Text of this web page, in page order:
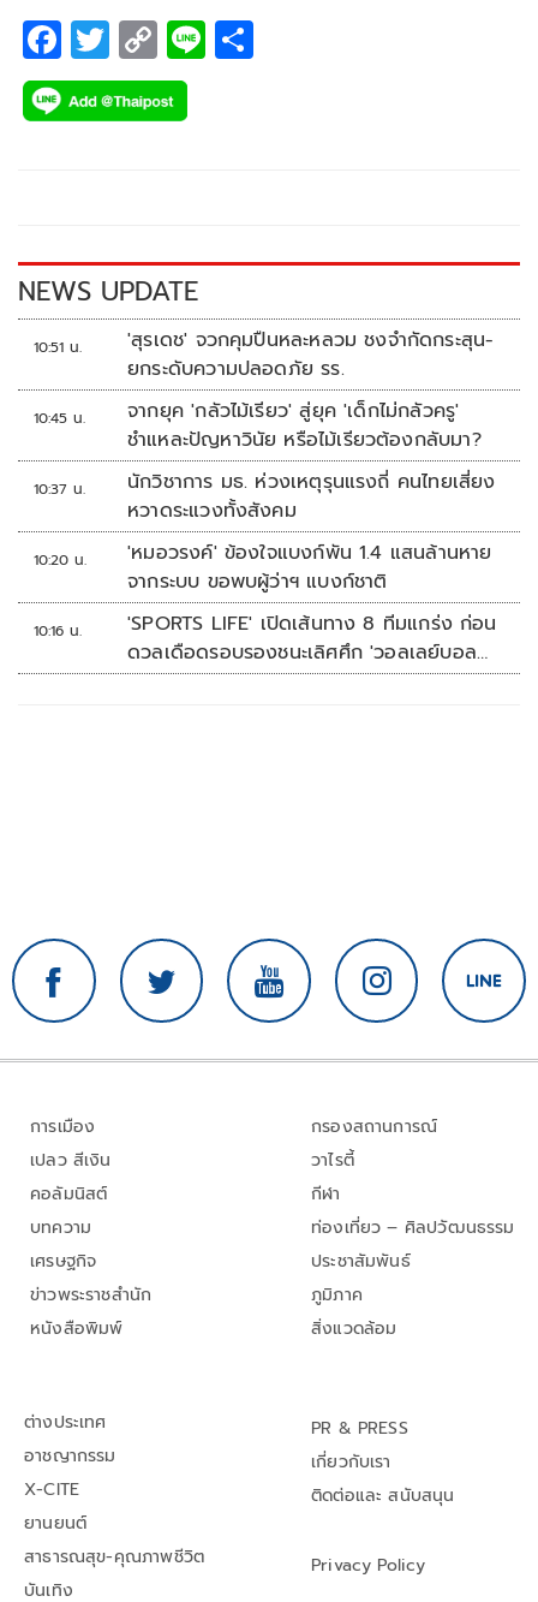
F
ac
e
k
T
wi
tt
C
o
p
k
Li
NEWS UPDATE
10:51 น.
'สุรเดช' จวกคุมปืนหละหลวม ชงจำกัดกระสุน-
ยกระดับความปลอดภัย รร.
10:45 น.
จากยุค 'กลัวไม้เรียว' สู่ยุค 'เด็กไม่กลัวครู'
ชำแหละปัญหาวินัย หรือไม้เรียวต้องกลับมา?
10:37 น.
นักวิชาการ มธ. ห่วงเหตุรุนแรงถี่ คนไทยเสี่ยง
หวาดระแวงทั้งสังคม
10:20 น.
'หมอวรงค์' ข้องใจแบงก์พัน 1.4 แสนล้านหาย
จากระบบ ขอพบผู้ว่าฯ แบงก์ชาติ
10:16 น.
'SPORTS LIFE' เปิดเส้นทาง 8 ทีมแกร่ง ก่อน
ดวลเดือดรอบรองชนะเลิศศึก 'วอลเลย์บอล
นักเรียน แชมป์กีฬา 7HD 2026'
การเมือง
เปลว สีเงิน
คอลัมนิสต์
บทความ
เศรษฐกิจ
ข่าวพระราชสำนัก
หนังสือพิมพ์
กรองสถานการณ์
วาไรตี้
กีฬา
ท่องเที่ยว – ศิลปวัฒนธรรม
ประชาสัมพันธ์
ภูมิภาค
สิ่งแวดล้อม
ต่างประเทศ
อาชญากรรม
X-CITE
ยานยนต์
สาธารณสุข-คุณภาพชีวิต
บันเทิง
PR & PRESS
เกี่ยวกับเรา
ติดต่อและ สนับสนุน
Privacy Policy